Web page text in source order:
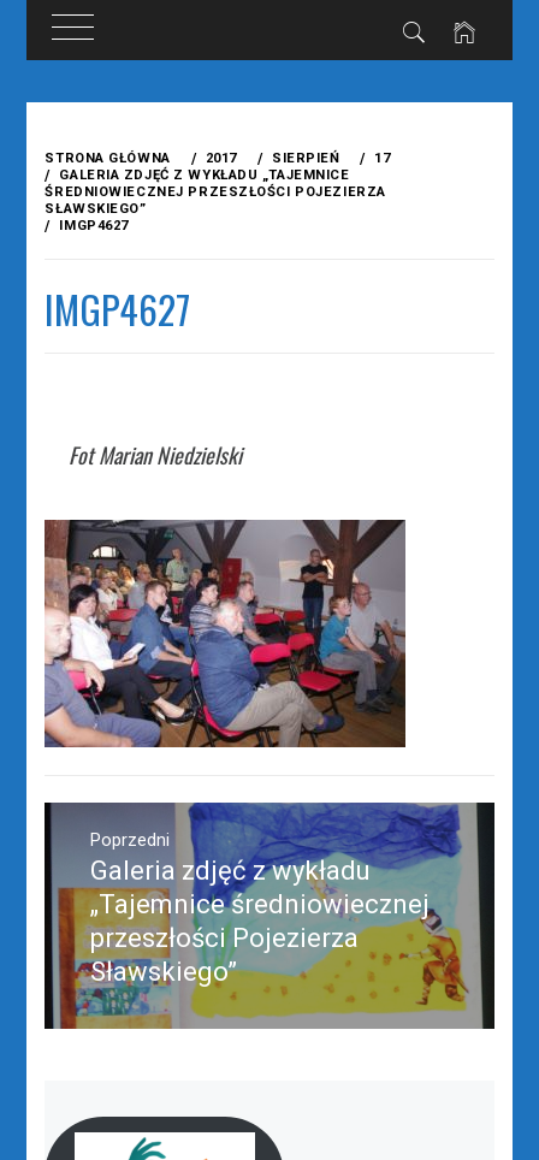
treści
STRONA GŁÓWNA 2017 SIERPIEŃ
17
GALERIA ZDJĘĆ Z WYKŁADU „TAJEMNICE
ŚREDNIOWIECZNEJ PRZESZŁOŚCI POJEZIERZA
SŁAWSKIEGO”
IMGP4627
IMGP4627
Fot Marian Niedzielski
Nawigacja
wpisuPoprzedni
Poprzedni
wpis:
Galeria zdjęć z wykładu
„Tajemnice średniowiecznej
przeszłości Pojezierza
Sławskiego”